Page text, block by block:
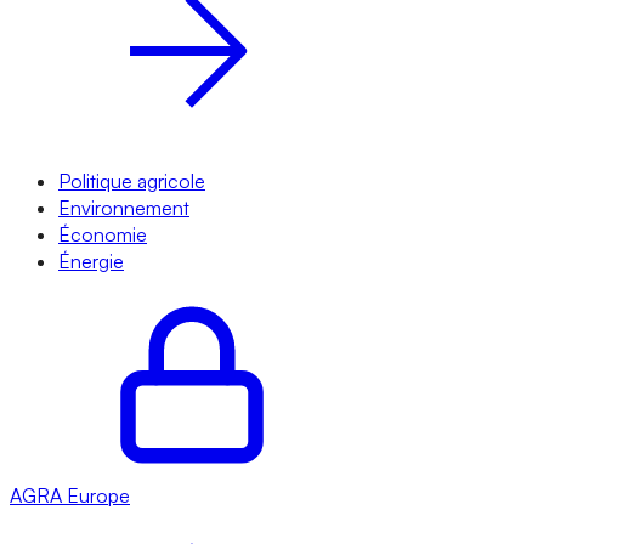
Politique agricole
Environnement
Économie
Énergie
AGRA Europe